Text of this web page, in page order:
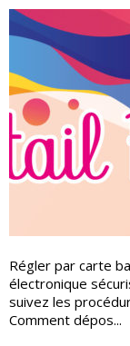
Régler par carte
électronique
suivez les
Comment dépos...